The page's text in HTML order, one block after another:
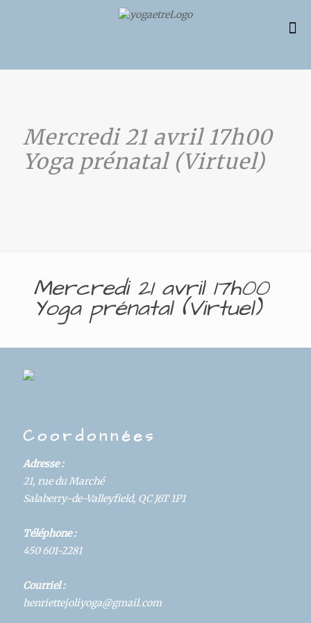
Mercredi 21 avril 17h00
Yoga prénatal (Virtuel)
Mercredi 21 avril 17h00
Yoga prénatal (Virtuel)
Details
Hosted By:
Yoga
Start:
Category:
Duration:
Coordonnées
Adresse :
21, rue du Marché
Salaberry-de-Valleyfield, QC J6T 1P1
Téléphone :
450 601-2281
Courriel :
henriettejoliyoga@gmail.com